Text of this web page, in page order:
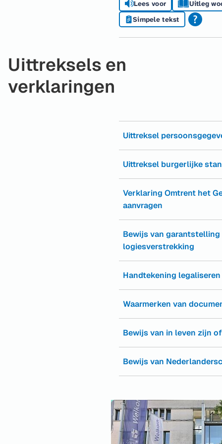
Lees voor
Uitleg
Simpele tekst
Uittreksels en
verklaringen
Uittreksel
Uittreksel burgerlijke
Verklaring Omtrent het
aanvragen
Bewijs van garantstelling
logiesverstrekking
Handtekening legaliseren
Waarmerken van
Bewijs van in leven zijn
Bewijs van